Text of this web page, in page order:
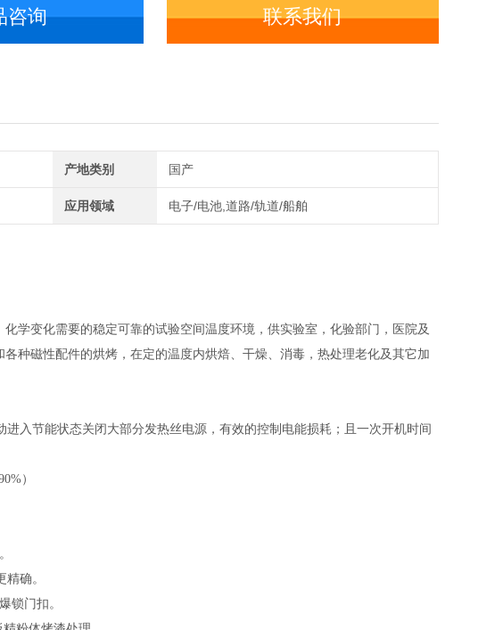
咨询 联系我们
产地类别 国产
应用领域 电子/电池,道路/轨道/船舶
学变化需要的稳定可靠的试验空间温度环境，供实验室，化验部门，医院及
种磁性配件的烘烤，在定的温度内烘焙、干燥、消毒，热处理老化及其它加
节能状态关闭大部分发热丝电源，有效的控制电能损耗；且一次开机时间
）
确。
锁门扣。